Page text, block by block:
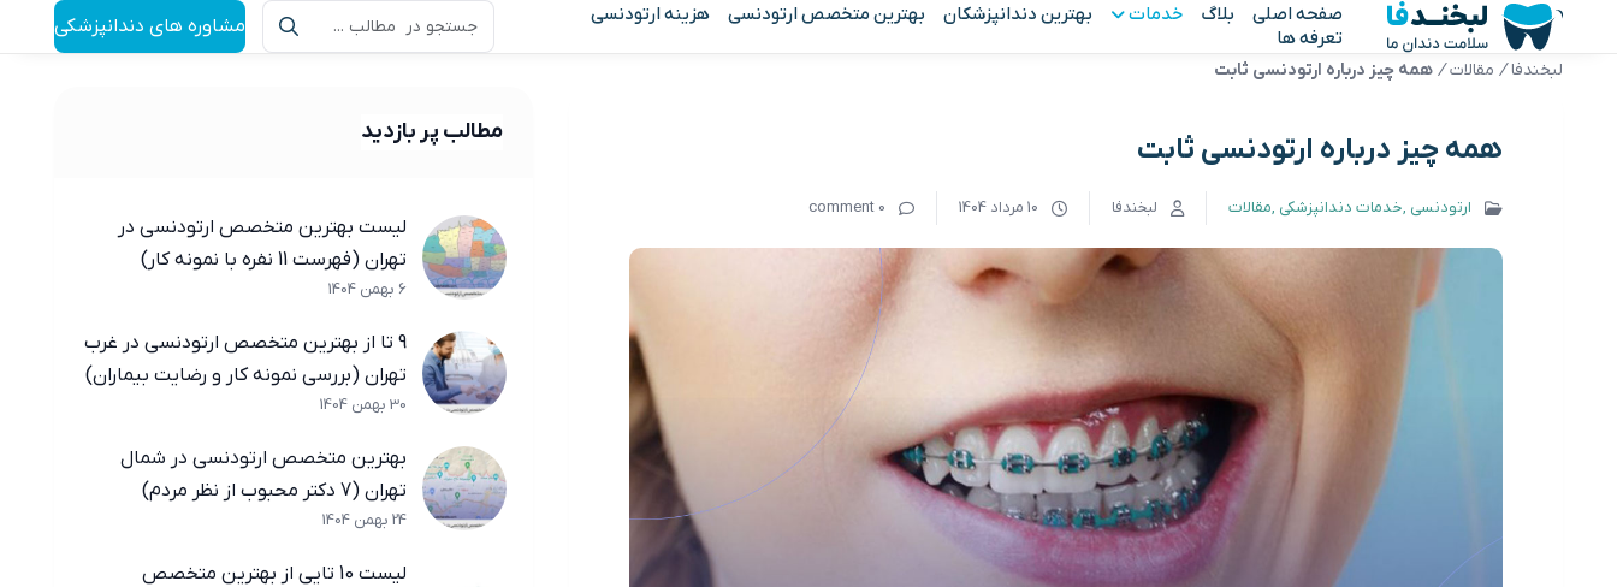
صفحه اصلی بلاگ خدمات بهترین دندانپزشکان بهترین متخصص ارتودنسی
هزینه ارتودنسی
تعرفه ها
مشاوره های دندانپزشکی
لبخندفا / مقالات / همه چیز درباره ارتودنسی ثابت
همه چیز درباره ارتودنسی ثابت
ارتودنسی خدمات دندانپزشکی مقالات لبخندفا 10 مرداد 1404 0 comment
مطالب پر بازدید
لیست بهترین متخصص ارتودنسی در
تهران (فهرست 11 نفره با نمونه کار)
6 بهمن 1404
9 تا از بهترین متخصص ارتودنسی در غرب
تهران (بررسی نمونه کار و رضایت بیماران)
30 بهمن 1404
بهترین متخصص ارتودنسی در شمال
تهران (7 دکتر محبوب از نظر مردم)
24 بهمن 1404
لیست 10 تایی از بهترین متخصص